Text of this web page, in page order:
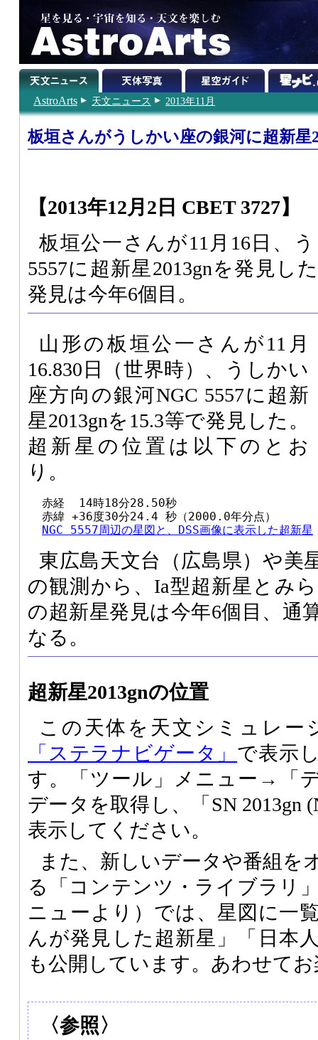
AstroArts 天文ニュース 2013年11月
板垣さんがうしかい座の銀河に超新星
【2013年12月2日 CBET 3727】
板垣公一さんが11月16日、
5557に超新星2013gnを発見し
発見は今年6個目。
山形の板垣公一さんが11月
16.830日（世界時）、うしかい
座方向の銀河NGC 5557に超新
星2013gnを15.3等で発見した。
超新星の位置は以下のとお
り。
  赤経  14時18分28.50秒
  赤緯 +36度30分24.4 秒（2000.0年分点）
NGC 5557周辺の星図と、DSS画像に表示した超新星
東広島天文台（広島県）や美
の観測から、Ia型超新星とみ
の超新星発見は今年6個目、通
なる。
超新星2013gnの位置
この天体を天文シミュレー
「ステラナビゲータ」 で表示
す。「ツール」メニュー→「
データを取得し、「SN 2013gn
表示してください。
また、新しいデータや番組を
る「コンテンツ・ライブラリ
ニューより）では、星図に一
んが発見した超新星」「日本
も公開しています。あわせて
〈参照〉